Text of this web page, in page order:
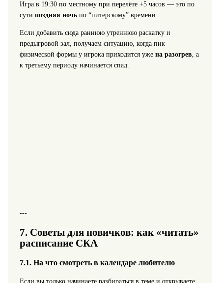
Игра в 19:30 по местному при перелёте +5 часов — это по
сути поздняя ночьпо “питерскому” времени.
Если добавить сюда раннюю утреннюю раскатку и
предыгровой зал, получаем ситуацию, когда пик
физической формы у игрока приходится уже на разогрев, а
к третьему периоду начинается спад.
---
7. Советы для новичков: как «читать»
расписание СКА
7.1. На что смотреть в календаре любителю
Если вы только начинаете разбираться в теме и открываете